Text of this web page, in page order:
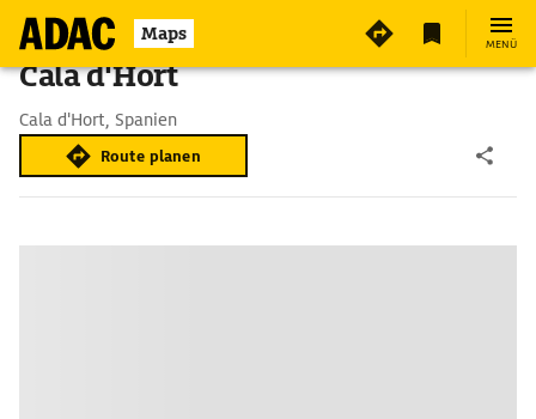
Maps MENÜ
Cala d'Hort
Cala d'Hort, Spanien
Route planen